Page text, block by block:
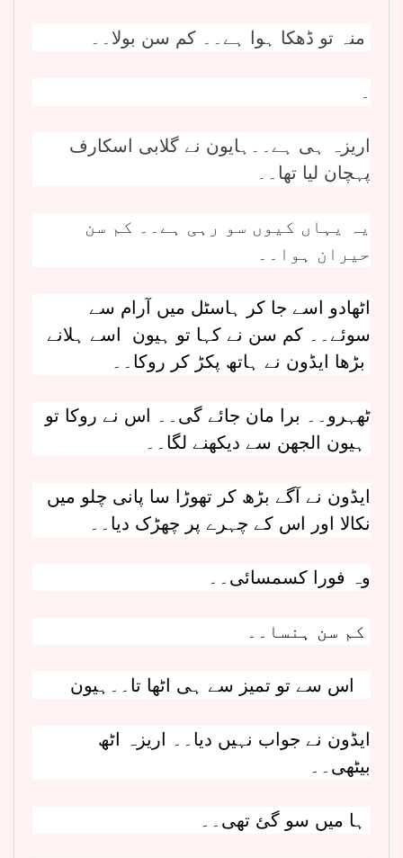
۔
اریزہ ہی ہے۔۔ہایون نے گلابی اسکارف
پہچان لیا تھا۔۔
یہ یہاں کیوں سو رہی ہے۔۔ کم سن
حیران ہوا۔۔
اٹھادو اسے جا کر ہاسٹل میں آرام سے
سوئے۔۔ کم سن نے کہا تو ہیون اسے ہلانے
ٹھہرو۔۔ برا مان جائے گی۔۔ اس نے روکا تو
ایڈون نے آگے بڑھ کر تھوڑا سا پانی چلو میں
نکالا اور اس کے چہرے پر چھڑک دیا۔۔
وہ فورا کسمسائی۔۔
ایڈون نے جواب نہیں دیا۔۔ اریزہ اٹھ
بیٹھی۔۔